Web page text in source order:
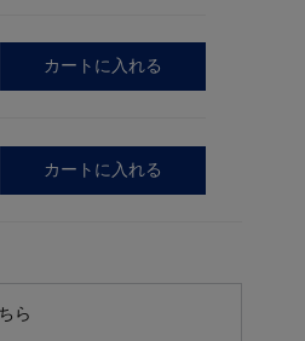
カートに入れる
カートに入れる
ら